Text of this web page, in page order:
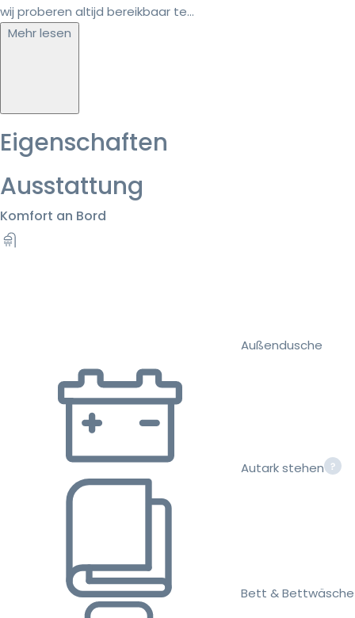
wij proberen altijd bereikbaar te...
Mehr lesen
Eigenschaften
Ausstattung
Komfort an Bord
Außendusche
Autark stehen
Bett & Bettwäsche